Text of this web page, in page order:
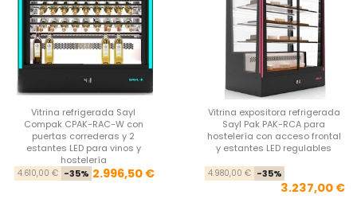
Vitrina refrigerada Sayl
Compak CPAK-RAC-W con
puertas correderas y 2
estantes LED para vinos y
hostelería
Precio base
4.610,00 € -35% Precio
2.996,50 €
Vitrina expositora refrigerada
Sayl Pak PAK-RCA para
hostelería con acceso frontal
y estantes LED regulables
4.980,00 € -35%
3.237,00 €